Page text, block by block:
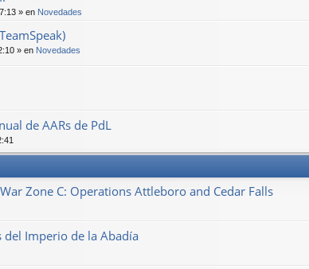
» en Novedades
» en Novedades
de AARs de PdL
Zone C: Operations Attleboro and Cedar Falls
del Imperio de la Abadía